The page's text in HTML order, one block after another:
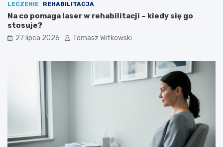
LECZENIE REHABILITACJA
Na co pomaga laser w rehabilitacji – kiedy się go
stosuje?
27 lipca 2026 Tomasz Witkowski